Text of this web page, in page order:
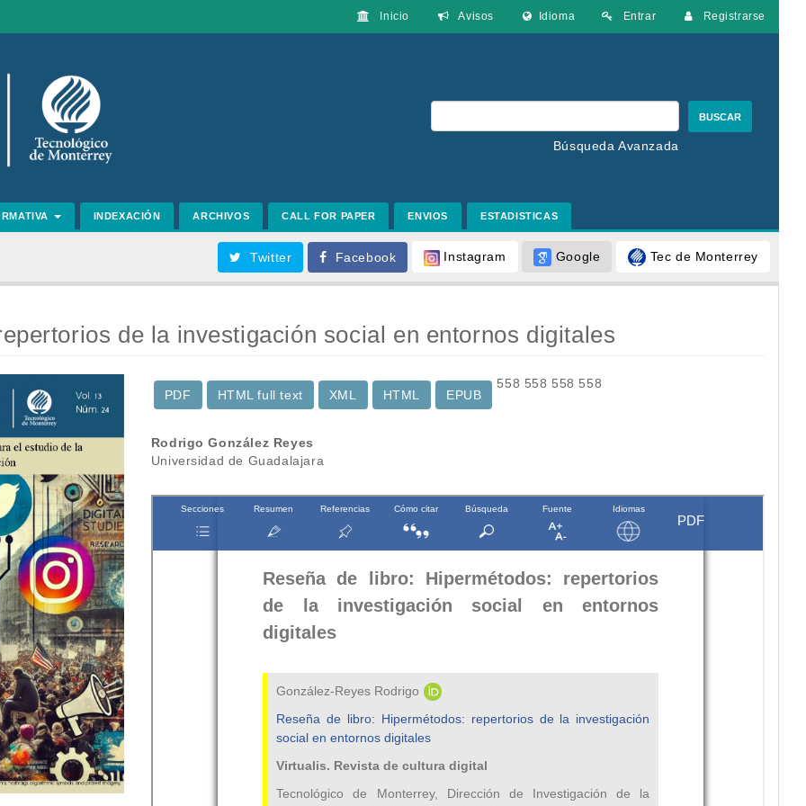
Entrar Registrarse
Inicio Avisos Idioma
BUSCAR
Búsqueda Avanzada
INDEXACIÓN ARCHIVOS CALL FOR PAPER ENVIOS ESTADISTICAS
Twitter Facebook Instagram Google Tec de Monterrey
de la investigación social en entornos digitales
558
PDF
558
HTML full text
XML
558
HTML
558
EPUB
Contenido
del
artículo
Rodrigo González Reyes
Universidad de Guadalajara